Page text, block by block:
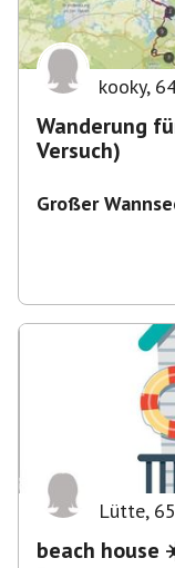
kooky,
Wanderung
Versuch)
Großer
Lütte, 65
beach house